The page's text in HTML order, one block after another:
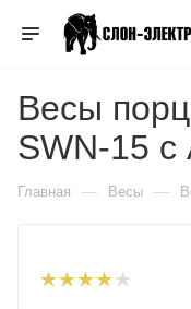
Весы
SWN-15
Главная — Весы —